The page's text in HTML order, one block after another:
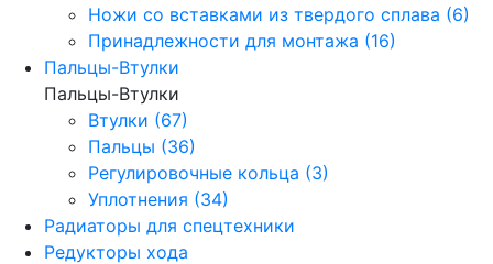
Ножи со вставками из твердого сплава (6)
Принадлежности для монтажа (16)
Пальцы-Втулки
Пальцы-Втулки
Втулки (67)
Пальцы (36)
Регулировочные кольца (3)
Уплотнения (34)
Радиаторы для спецтехники
Редукторы хода